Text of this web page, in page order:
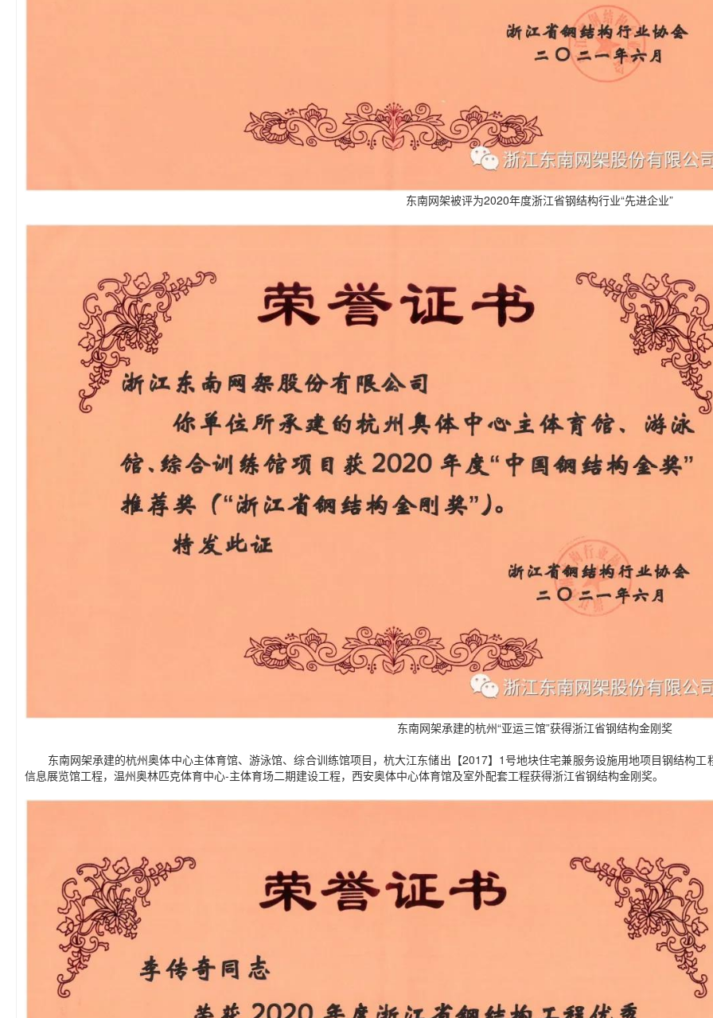
东南网架被评为2020年度浙江省钢结构行业“先进企业”
东南网架承建的杭州“亚运三馆”获得浙江省钢结构金刚奖
东南网架承建的杭州奥体中心主体育馆、游泳馆、综合训练馆项目，杭大江东储出【2017】1号地块住宅兼服务设施用地项目钢结构工
信息展览馆工程，温州奥林匹克体育中心-主体育场二期建设工程，西安奥体中心体育馆及室外配套工程获得浙江省钢结构金刚奖。